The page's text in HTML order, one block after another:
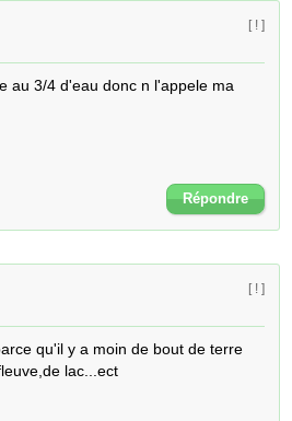
[ ! ]
au 3/4 d'eau donc n l'appele ma
Répondre
[ ! ]
qu'il y a moin de bout de terre
lac...ect